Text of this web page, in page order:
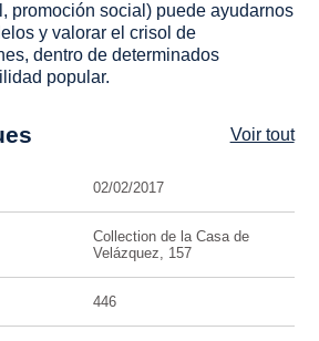
promoción social) puede ayudarnos
y valorar el crisol de
dentro de determinados
popular.
Voir tout
02/02/2017
Collection de la Casa de
Velázquez, 157
446